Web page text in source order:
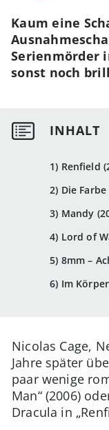
1) Renfield
2) Die
3) Mandy
4) Lord of
5) 8mm –
6) Im
Kaum eine
Serienmörder
sonst noch
Nicolas Cage,
Jahre später
paar wenige
Man“ (2006)
Dracula in